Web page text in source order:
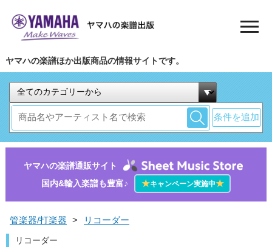
ヤマハの楽譜ほか出版商品の情報サイトです。
条件を追加
ヤマハの楽譜通販サイト
国内&輸入楽譜も豊富♪
★キャンペーン実施中★
管楽器/打楽器 > リコーダー
リコーダー